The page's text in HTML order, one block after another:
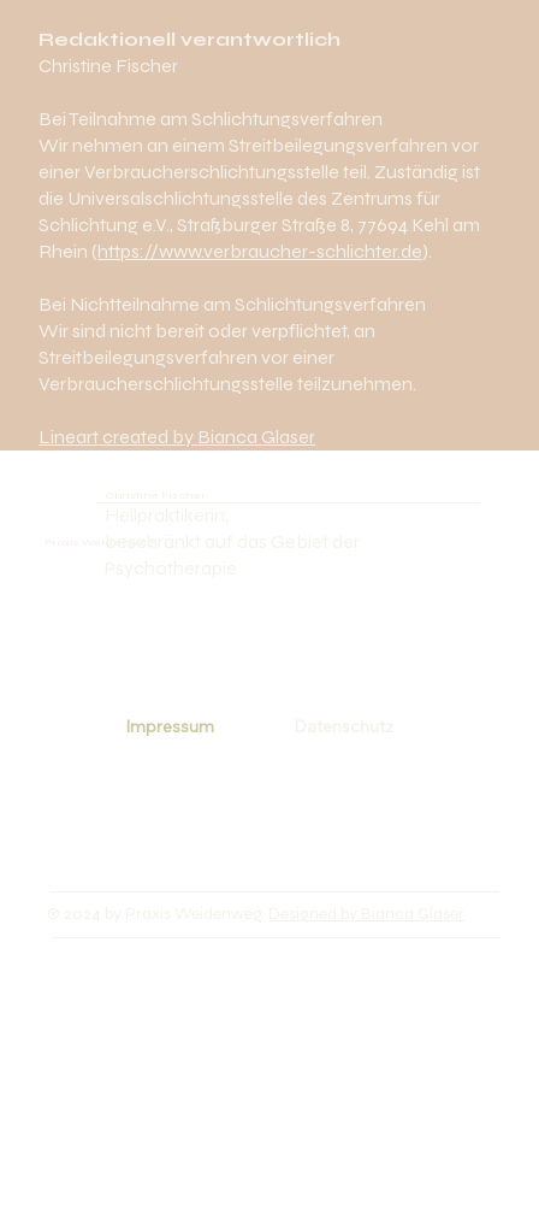
Redaktionell verantwortlich
Christine Fischer
Bei Teilnahme am Schlichtungsverfahren
Wir nehmen an einem Streitbeilegungsverfahren vor
einer Verbraucherschlichtungsstelle teil. Zuständig ist
die Universalschlichtungsstelle des Zentrums für
Schlichtung e.V., Straßburger Straße 8, 77694 Kehl am
Rhein (https://www.verbraucher-schlichter.de).
Bei Nichtteilnahme am Schlichtungsverfahren
Wir sind nicht bereit oder verpflichtet, an
Streitbeilegungsverfahren vor einer
Verbraucherschlichtungsstelle teilzunehmen.
Lineart created by Bianca Glaser
Impressum